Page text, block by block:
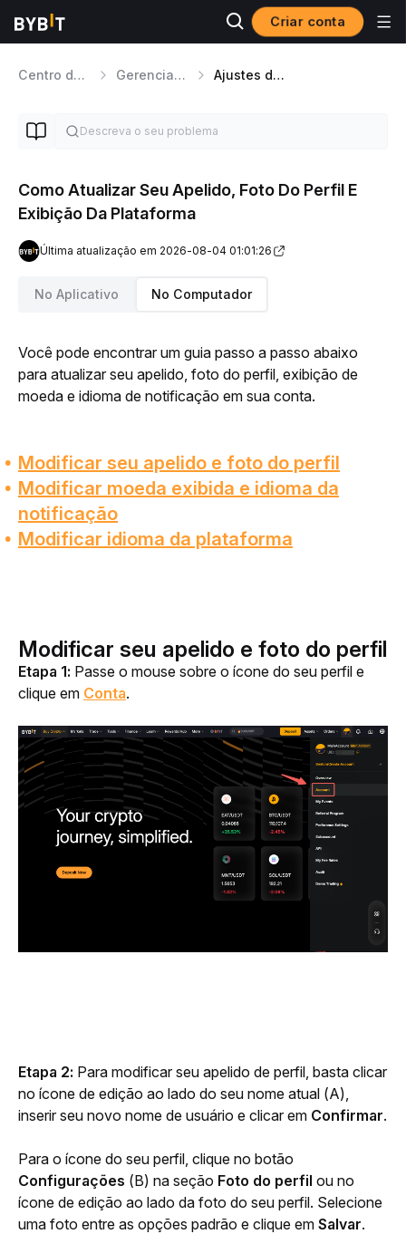
Criar conta
Centro de ajuda Gerenciamento de conta Ajustes da Conta
Como Atualizar Seu Apelido, Foto Do Perfil E
Exibição Da Plataforma
Última atualização em 2026-08-04 01:01:26
No Aplicativo No Computador
Você pode encontrar um guia passo a passo abaixo
para atualizar seu apelido, foto do perfil, exibição de
moeda e idioma de notificação em sua conta.
Modificar seu apelido e foto do perfil
Modificar moeda exibida e idioma da
notificação
Modificar idioma da plataforma
Modificar seu apelido e foto do perfil
Etapa 1: Passe o mouse sobre o ícone do seu perfil e
clique em Conta.
Etapa 2: Para modificar seu apelido de perfil, basta clicar
no ícone de edição ao lado do seu nome atual (A),
inserir seu novo nome de usuário e clicar em Confirmar.
Configurações (B) na seção Foto do perfil ou no
ícone de edição ao lado da foto do seu perfil. Selecione
uma foto entre as opções padrão e clique em Salvar.